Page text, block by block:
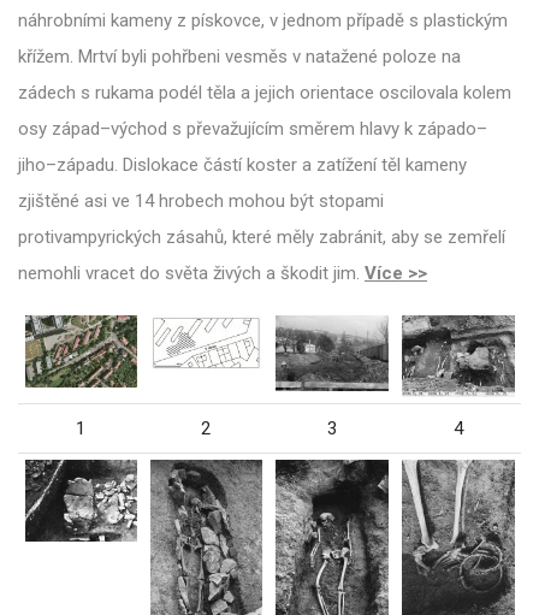
náhrobními kameny z pískovce, v jednom případě s plastickým
křížem. Mrtví byli pohřbeni vesměs v natažené poloze na
zádech s rukama podél těla a jejich orientace oscilovala kolem
osy západ–východ s převažujícím směrem hlavy k západo–
jiho–západu. Dislokace částí koster a zatížení těl kameny
zjištěné asi ve 14 hrobech mohou být stopami
protivampyrických zásahů, které měly zabránit, aby se zemřelí
nemohli vracet do světa živých a škodit jim. Více >>
1 2 3 4